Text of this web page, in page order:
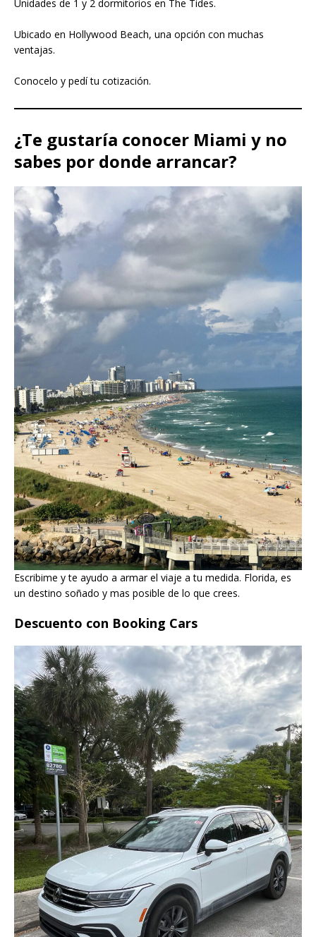
Unidades de 1 y 2 dormitorios en The Tides.
Ubicado en Hollywood Beach, una opción con muchas
ventajas.
Conocelo y pedí tu cotización.
¿Te gustaría conocer Miami y no
sabes por donde arrancar?
Escribime y te ayudo a armar el viaje a tu medida. Florida, es
un destino soñado y mas posible de lo que crees.
Descuento con Booking Cars